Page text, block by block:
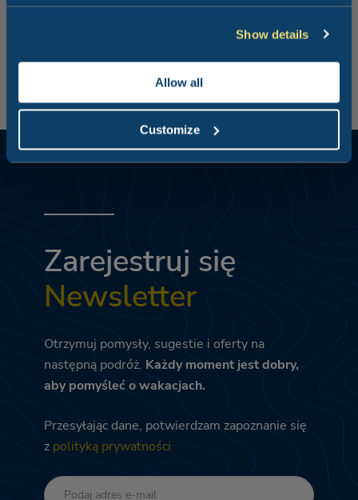
Show details
Allow all
Customize
Zarejestruj się
Newsletter
Otrzymuj pomysły, sugestie i oferty na
następną podróż. Każdy moment jest dobry,
aby pomyśleć o wakacjach.
Przesyłając dane, potwierdzam zapoznanie się
z polityką prywatności